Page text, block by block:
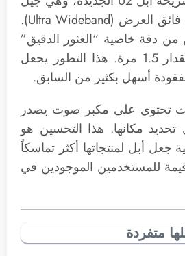
ثانٍ من تقنية النطاق فائق العرض (Ultra Wideband).
دقة خاصية “العثور الدقيق”
وتزيد من نطاقها بمقدار 1.5 مرة. هذا التطور يجعل
أسهل بكثير من السابق.
تحتوي على مكبر صوت يصدر
تحديد مكانها. هذا التحسين هو
أبل لمنتجاتها أكثر تماسكاً
للمستخدمين الموجودين في
متفردة